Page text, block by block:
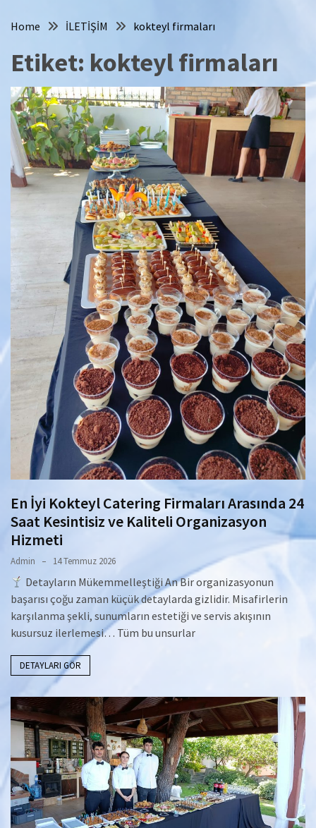
Home İLETİŞİM kokteyl firmaları
Etiket: kokteyl firmaları
En İyi Kokteyl Catering Firmaları Arasında 24
Saat Kesintisiz ve Kaliteli Organizasyon
Hizmeti
Admin 14 Temmuz 2026
Detayların Mükemmelleştiği An Bir organizasyonun
başarısı çoğu zaman küçük detaylarda gizlidir. Misafirlerin
karşılanma şekli, sunumların estetiği ve servis akışının
kusursuz ilerlemesi… Tüm bu unsurlar
DETAYLARI GÖR